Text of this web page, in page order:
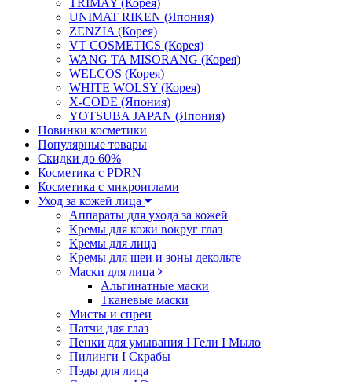
TRIMAY (Корея)
UNIMAT RIKEN (Япония)
ZENZIA (Корея)
VT COSMETICS (Корея)
WANG TA MISORANG (Корея)
WELCOS (Корея)
WHITE WOLSY (Корея)
X-CODE (Япония)
YOTSUBA JAPAN (Япония)
Новинки косметики
Популярные товары
Скидки до 60%
Косметика с PDRN
Косметика с микроиглами
Уход за кожей лица
Аппараты для ухода за кожей
Кремы для кожи вокруг глаз
Кремы для лица
Кремы для шеи и зоны декольте
Маски для лица
Альгинатные маски
Тканевые маски
Мисты и спреи
Патчи для глаз
Пенки для умывания I Гели I Мыло
Пилинги I Cкрабы
Пэды для лица